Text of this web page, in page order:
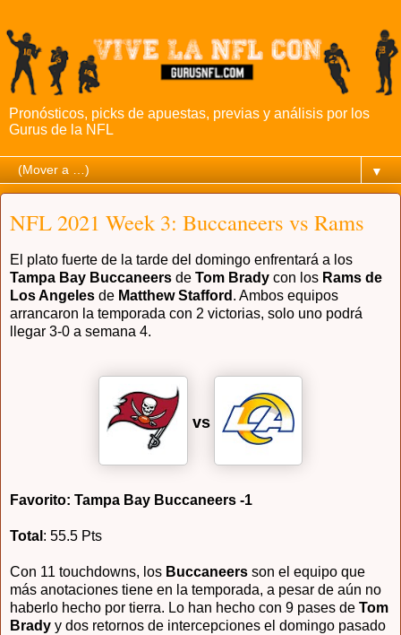
Pronósticos, picks de apuestas, previas y análisis por los
Gurus de la NFL
▼
NFL 2021 Week 3: Buccaneers vs Rams
El plato fuerte de la tarde del domingo enfrentará a los
Tampa Bay Buccaneers de Tom Brady con los Rams de
Los Angeles de Matthew Stafford . Ambos equipos
arrancaron la temporada con 2 victorias, solo uno podrá
llegar 3-0 a semana 4.
vs
Favorito: Tampa Bay Buccaneers -1
Total : 55.5 Pts
Con 11 touchdowns, los Buccaneers son el equipo que
más anotaciones tiene en la temporada, a pesar de aún no
haberlo hecho por tierra. Lo han hecho con 9 pases de Tom
Brady y dos retornos de intercepciones el domingo pasado